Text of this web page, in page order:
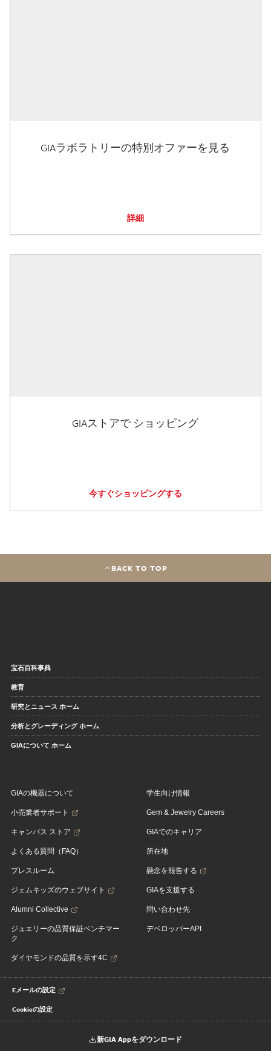
GIAラボラトリーの特別オファーを見る
詳細
GIAストアで ショッピング
今すぐショッピングする
BACK TO TOP
宝石百科事典
教育
研究とニュース ホーム
分析とグレーディング ホーム
GIAについて ホーム
GIAの機器について
小売業者サポート
キャンパス ストア
よくある質問（FAQ）
プレスルーム
ジェムキッズのウェブサイト
Alumni Collective
ジュエリーの品質保証ベンチマー
ク
ダイヤモンドの品質を示す4C
学生向け情報
Gem & Jewelry Careers
GIAでのキャリア
所在地
懸念を報告する
GIAを支援する
問い合わせ先
デベロッパーAPI
Eメールの設定
Cookieの設定
新GIA Appをダウンロード